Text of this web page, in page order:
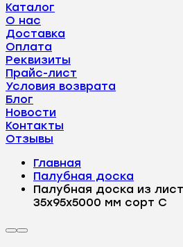
Каталог
О нас
Доставка
Оплата
Реквизиты
Прайс-лист
Условия возврата
Блог
Новости
Контакты
Отзывы
Главная
Палубная доска
Палубная доска из
35х95х5000 мм сорт С